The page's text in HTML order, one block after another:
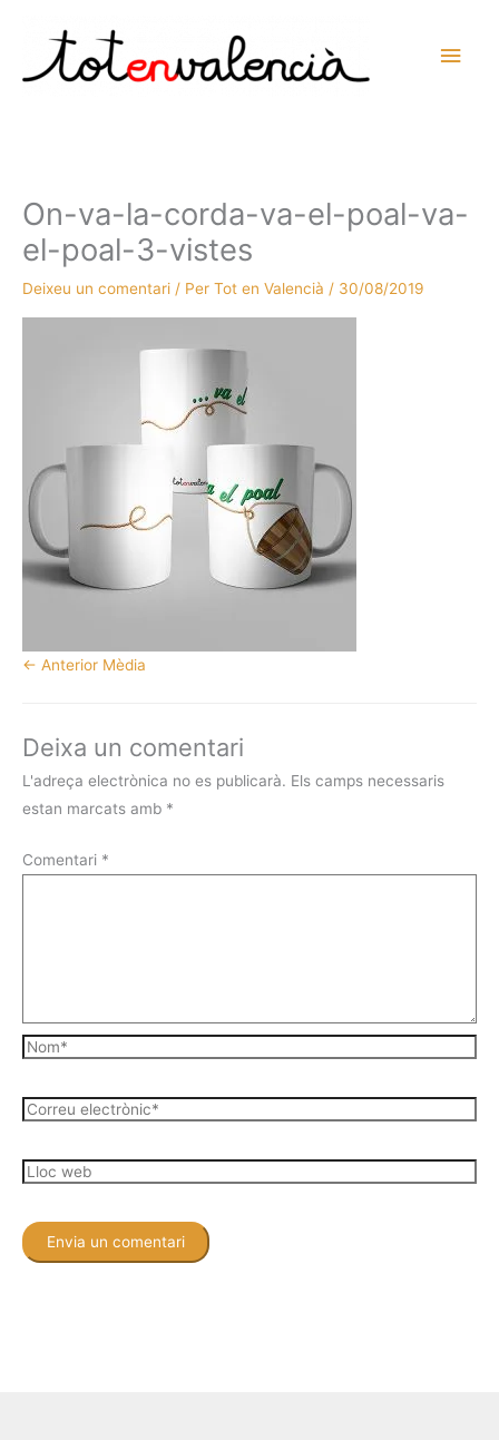
contingut
On-va-la-corda-va-el-poal-va-
el-poal-3-vistes
Deixeu un comentari / Per Tot en Valencià / 30/08/2019
← Anterior Mèdia
Deixa un comentari
L'adreça electrònica no es publicarà. Els camps necessaris
estan marcats amb *
Comentari *
Nom*
Correu
Lloc